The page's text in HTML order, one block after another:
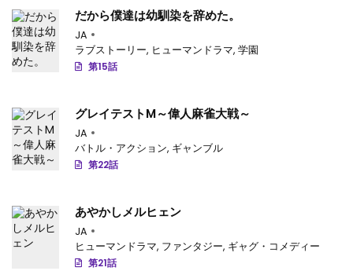
だから僕達は幼馴染を辞めた。
JA
ラブストーリー, ヒューマンドラマ, 学園
第15話
グレイテストM～偉人麻雀大戦～
JA
バトル・アクション, ギャンブル
第22話
あやかしメルヒェン
JA
ヒューマンドラマ, ファンタジー, ギャグ・コメディー
第21話